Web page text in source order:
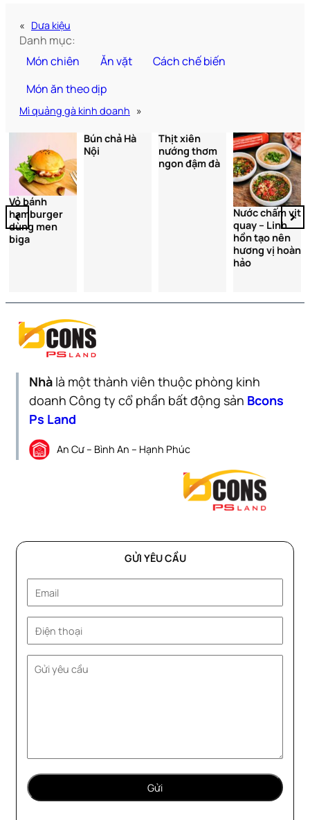
« Dưa kiệu
Danh mục:
Món chiên
Ăn vặt
Cách chế biến
Món ăn theo dịp
Mì quảng gà kinh doanh »
Vỏ bánh
hamburger
dùng men
biga
Bún chả Hà
Nội
Thịt xiên
nướng thơm
ngon đậm đà
Nước chấm vịt
quay – Linh
hồn tạo nên
hương vị hoàn
hảo
Nhà là một thành viên thuộc phòng kinh
doanh Công ty cổ phần bất động sản Bcons
Ps Land
An Cư – Bình An – Hạnh Phúc
GỬI YÊU CẦU